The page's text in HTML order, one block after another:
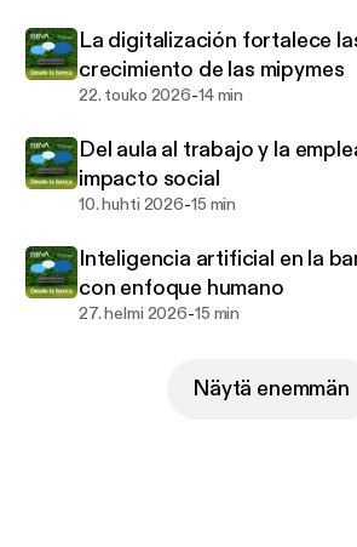
La digitalización fortalece
crecimiento de las mipymes
22. touko 2026-14 min
Del aula al trabajo y la
impacto social
10. huhti 2026-15 min
Inteligencia artificial en la
con enfoque humano
27. helmi 2026-15 min
Näytä enemmän